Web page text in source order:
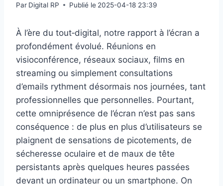
Par Digital RP Publié le 2025-04-18 23:39
À l’ère du tout‑digital, notre rapport à l’écran a
profondément évolué. Réunions en
visioconférence, réseaux sociaux, films en
streaming ou simplement consultations
d’emails rythment désormais nos journées, tant
professionnelles que personnelles. Pourtant,
cette omniprésence de l’écran n’est pas sans
conséquence : de plus en plus d’utilisateurs se
plaignent de sensations de picotements, de
sécheresse oculaire et de maux de tête
persistants après quelques heures passées
devant un ordinateur ou un smartphone. On